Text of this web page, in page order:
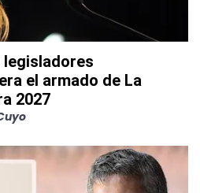
legisladores
el armado de La
2027